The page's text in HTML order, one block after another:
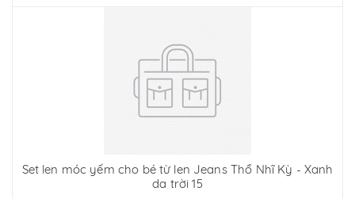
Set len móc yếm cho bé từ len Jeans Thổ Nhĩ Kỳ - Xanh
da trời 15